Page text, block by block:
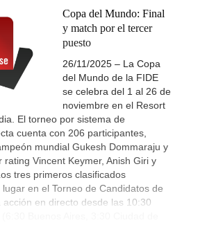
Copa del Mundo: Final
y match por el tercer
puesto
26/11/2025 – La Copa
del Mundo de la FIDE
se celebra del 1 al 26 de
noviembre en el Resort
El torneo por sistema de
cuenta con 206 participantes,
mundial Gukesh Dommaraju y
rating Vincent Keymer, Anish Giri y
tres primeros clasificados
en el Torneo de Candidatos de
acción en directo desde las 10:30